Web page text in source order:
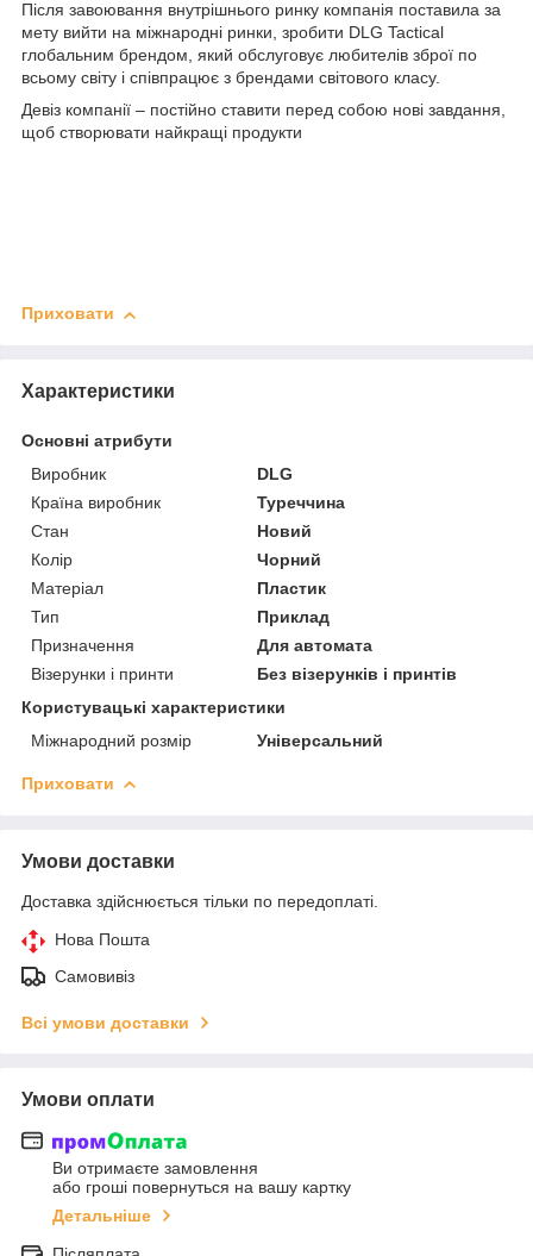
Після завоювання внутрішнього ринку компанія поставила за
мету вийти на міжнародні ринки, зробити DLG Tactical
глобальним брендом, який обслуговує любителів зброї по
всьому світу і співпрацює з брендами світового класу.
Девіз компанії – постійно ставити перед собою нові завдання,
щоб створювати найкращі продукти
Приховати
Характеристики
Основні атрибути
Виробник
DLG
Країна виробник
Туреччина
Стан
Новий
Колір
Чорний
Матеріал
Пластик
Тип
Приклад
Призначення
Для автомата
Візерунки і принти
Без візерунків і принтів
Користувацькі характеристики
Міжнародний розмір
Універсальний
Приховати
Умови доставки
Доставка здійснюється тільки по передоплаті.
Нова Пошта
Самовивіз
Всі умови доставки
Умови оплати
Ви отримаєте замовлення
або гроші повернуться на вашу картку
Детальніше